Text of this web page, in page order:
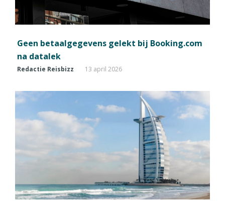
Geen betaalgegevens gelekt bij Booking.com
na datalek
Redactie Reisbizz 13 april 2026